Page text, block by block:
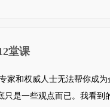
堂课
家和权威人士无法帮你成
是一些观点而已。我看到